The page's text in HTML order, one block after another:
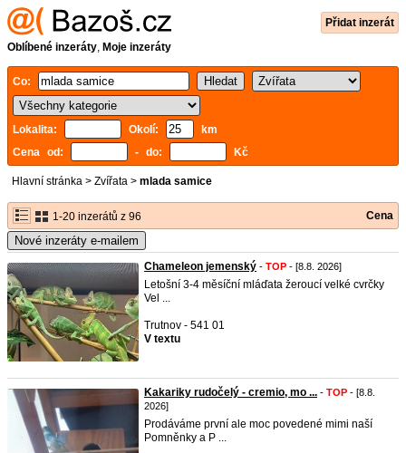
Přidat inzerát
Oblíbené inzeráty, Moje inzeráty
Co:
Lokalita: Okolí:
km
Cena od:
- do: Kč
Hlavní stránka > Zvířata > mlada samice
1-20 inzerátů z 96 Cena
Nové inzeráty e-mailem
Chameleon jemenský - TOP - [8.8. 2026]
Letošní 3-4 měsíční mláďata žeroucí velké cvrčky
Vel ...
Trutnov - 541 01
V textu
Kakariky rudočelý - cremio, mo ... - TOP - [8.8.
2026]
Prodáváme první ale moc povedené mimi naší
Pomněnky a P ...